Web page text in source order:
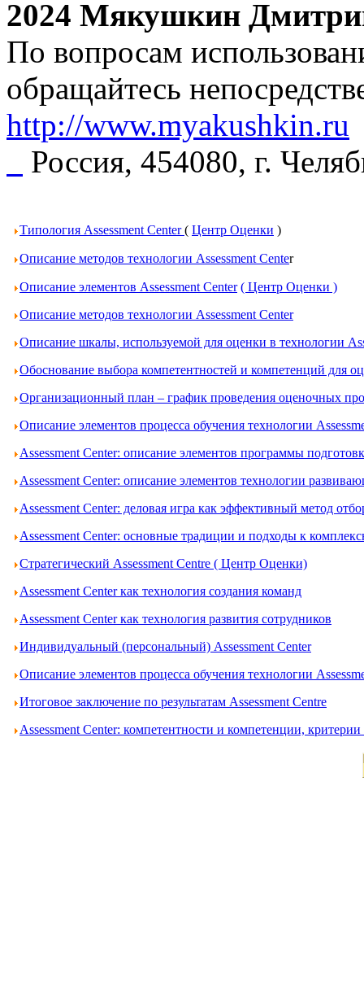
2024 Мякушкин
По вопросам
обращайтесь
http://www.myakushkin.ru
Россия, 454080, г.
Типология Assessment Center( Центр Оценки )
Описание методов технологии Assessment Center
Описание элементов Assessment Center ( Центр Оценки )
Описание методов технологии Assessment Center
Описание шкалы, используемой для оценки в технологии
Обоснование выбора компетентностей и компетенций для
Организационный план – график проведения оценочных
Описание элементов процесса обучения технологии
Assessment Center: описание элементов программы
Assessment Center: описание элементов технологии
Assessment Center: деловая игра как эффективный метод
Assessment Center: основные традиции и подходы к
Стратегический Assessment Centre ( Центр Оценки)
Assessment Center как технология создания команд
Assessment Center как технология развития сотрудников
Индивидуальный (персональный) Assessment Center
Описание элементов процесса обучения технологии
Итоговое заключение по результатам Assessment Centre
Assessment Center: компетентности и компетенции,